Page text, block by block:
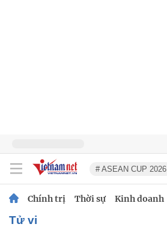
# ASEAN CUP 2026
Chính trị Thời sự Kinh doanh
tử vi